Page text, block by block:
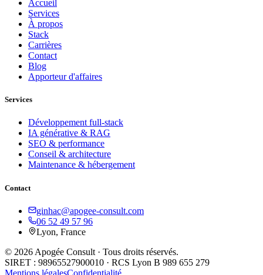
Accueil
Services
À propos
Stack
Carrières
Contact
Blog
Apporteur d'affaires
Services
Développement full-stack
IA générative & RAG
SEO & performance
Conseil & architecture
Maintenance & hébergement
Contact
ginhac@apogee-consult.com
06 52 49 57 96
Lyon, France
© 2026 Apogée Consult · Tous droits réservés.
SIRET : 98965527900010 · RCS Lyon B 989 655 279
Mentions légalesConfidentialité